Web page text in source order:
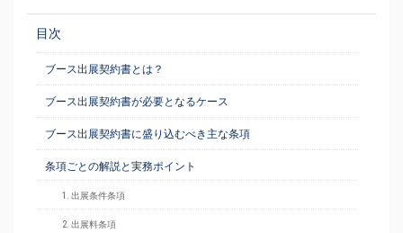
目次
ブース出展契約書とは？
ブース出展契約書が必要となるケース
ブース出展契約書に盛り込むべき主な条項
条項ごとの解説と実務ポイント
1. 出展条件条項
2. 出展料条項